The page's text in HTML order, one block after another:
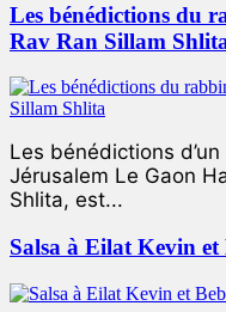
Les bénédictions du
Rav Ran Sillam
Les bénédictions
Jérusalem Le Gaon
Shlita, est...
Salsa à Eilat Kevin